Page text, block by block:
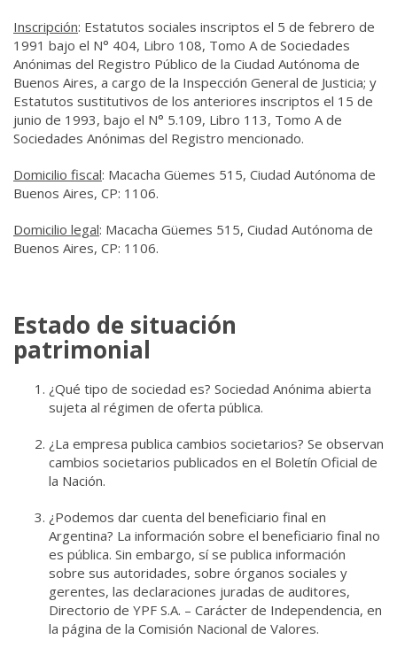
Inscripción: Estatutos sociales inscriptos el 5 de febrero de
1991 bajo el N° 404, Libro 108, Tomo A de Sociedades
Anónimas del Registro Público de la Ciudad Autónoma de
Buenos Aires, a cargo de la Inspección General de Justicia; y
Estatutos sustitutivos de los anteriores inscriptos el 15 de
junio de 1993, bajo el N° 5.109, Libro 113, Tomo A de
Sociedades Anónimas del Registro mencionado.
Domicilio fiscal: Macacha Güemes 515, Ciudad Autónoma de
Buenos Aires, CP: 1106.
Domicilio legal: Macacha Güemes 515, Ciudad Autónoma de
Buenos Aires, CP: 1106.
Estado de situación
patrimonial
¿Qué tipo de sociedad es? Sociedad Anónima abierta
sujeta al régimen de oferta pública.
¿La empresa publica cambios societarios? Se observan
cambios societarios publicados en el Boletín Oficial de
la Nación.
¿Podemos dar cuenta del beneficiario final en
Argentina? La información sobre el beneficiario final no
es pública. Sin embargo, sí se publica información
sobre sus autoridades, sobre órganos sociales y
gerentes, las declaraciones juradas de auditores,
Directorio de YPF S.A. – Carácter de Independencia, en
la página de la Comisión Nacional de Valores.